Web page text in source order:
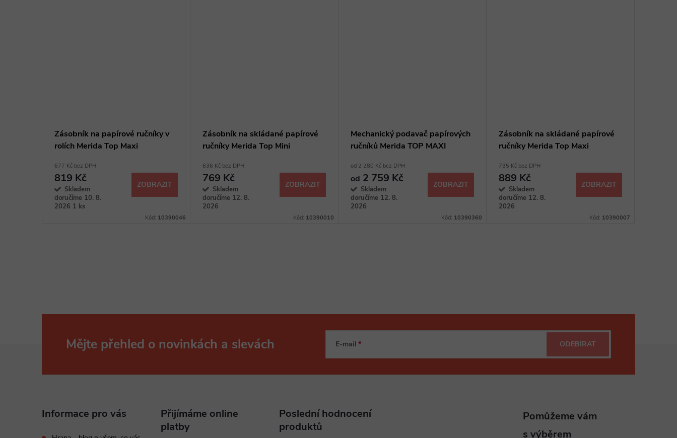
Zásobník na papírové ručníky v
rolích Merida Top Maxi
677 Kč bez DPH
819 Kč
Skladem
doručíme 10. 8.
2026 1 ks
ZOBRAZIT
Kód: 10390046
Zásobník na skládané papírové
ručníky Merida Top Mini
636 Kč bez DPH
769 Kč
Skladem
doručíme 12. 8.
2026
ZOBRAZIT
Kód: 10390010
Mechanický podavač papírových
ručníků Merida TOP MAXI
od 2 280 Kč bez DPH
od 2 759 Kč
Skladem
doručíme 12. 8.
2026
ZOBRAZIT
Kód: 10390360
Zásobník na skládané papírové
ručníky Merida Top Maxi
735 Kč bez DPH
889 Kč
Skladem
doručíme 12. 8.
2026
ZOBRAZIT
Kód: 10390007
Mějte přehled o novinkách a slevách E-mail ODEBÍRAT
Informace pro vás
Přijímáme online
platby
Poslední hodnocení
produktů